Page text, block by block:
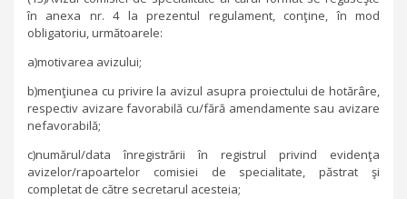
în anexa nr. 4 la prezentul regulament, conţine, în mod
obligatoriu, următoarele:
a)motivarea avizului;
b)menţiunea cu privire la avizul asupra proiectului de hotărâre,
respectiv avizare favorabilă cu/fără amendamente sau avizare
nefavorabilă;
c)numărul/data înregistrării în registrul privind evidenţa
avizelor/rapoartelor comisiei de specialitate, păstrat şi
completat de către secretarul acesteia;